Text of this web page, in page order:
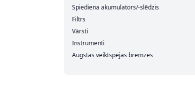
Spiediena akumulators/-slēdzis
Filtrs
Vārsti
Instrumenti
Augstas veiktspējas bremzes